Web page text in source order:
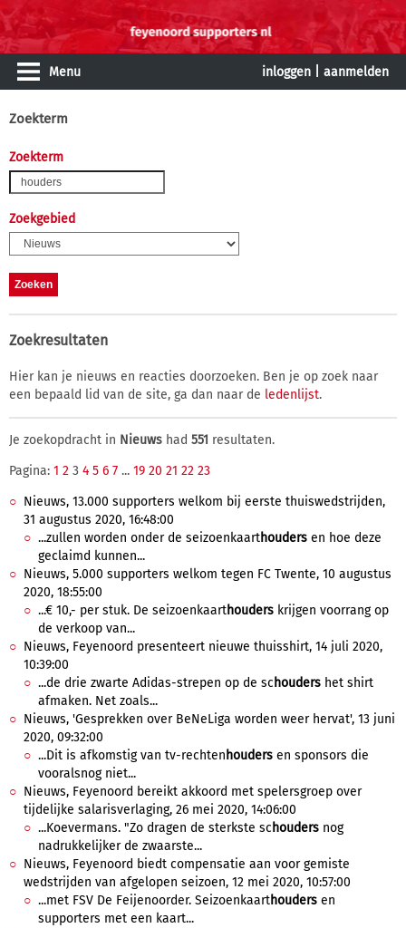
Menu inloggen aanmelden
Zoekterm
Zoekterm
Zoekgebied
Zoekresultaten
Hier kan je nieuws en reacties doorzoeken. Ben je op zoek naar
een bepaald lid van de site, ga dan naar de ledenlijst.
Je zoekopdracht in Nieuws had 551 resultaten.
Pagina: 1 2 3 4 5 6 7 ... 19 20 21 22 23
Nieuws, 13.000 supporters welkom bij eerste thuiswedstrijden,
31 augustus 2020, 16:48:00
...zullen worden onder de seizoenkaarthouders en hoe deze
geclaimd kunnen...
Nieuws, 5.000 supporters welkom tegen FC Twente, 10 augustus
2020, 18:55:00
...€ 10,- per stuk. De seizoenkaarthouders krijgen voorrang op
de verkoop van...
Nieuws, Feyenoord presenteert nieuwe thuisshirt, 14 juli 2020,
10:39:00
...de drie zwarte Adidas-strepen op de sc houders het shirt
afmaken. Net zoals...
Nieuws, 'Gesprekken over BeNeLiga worden weer hervat', 13 juni
2020, 09:32:00
...Dit is afkomstig van tv-rechten houders en sponsors die
vooralsnog niet...
Nieuws, Feyenoord bereikt akkoord met spelersgroep over
tijdelijke salarisverlaging, 26 mei 2020, 14:06:00
...Koevermans. "Zo dragen de sterkste sc houders nog
nadrukkelijker de zwaarste...
Nieuws, Feyenoord biedt compensatie aan voor gemiste
wedstrijden van afgelopen seizoen, 12 mei 2020, 10:57:00
...met FSV De Feijenoorder. Seizoenkaarthouders en
supporters met een kaart...